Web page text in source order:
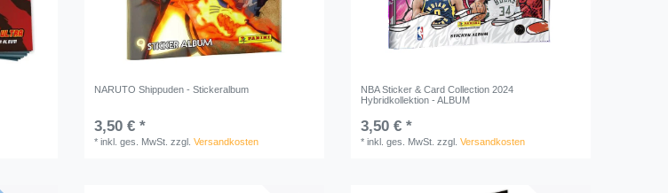
NARUTO Shippuden - Stickeralbum
3,50 € *
*inkl. ges. MwSt. zzgl.Versandkosten
NBA Sticker & Card Collection 2024
Hybridkollektion - ALBUM
3,50 € *
*inkl. ges. MwSt. zzgl.Versandkosten